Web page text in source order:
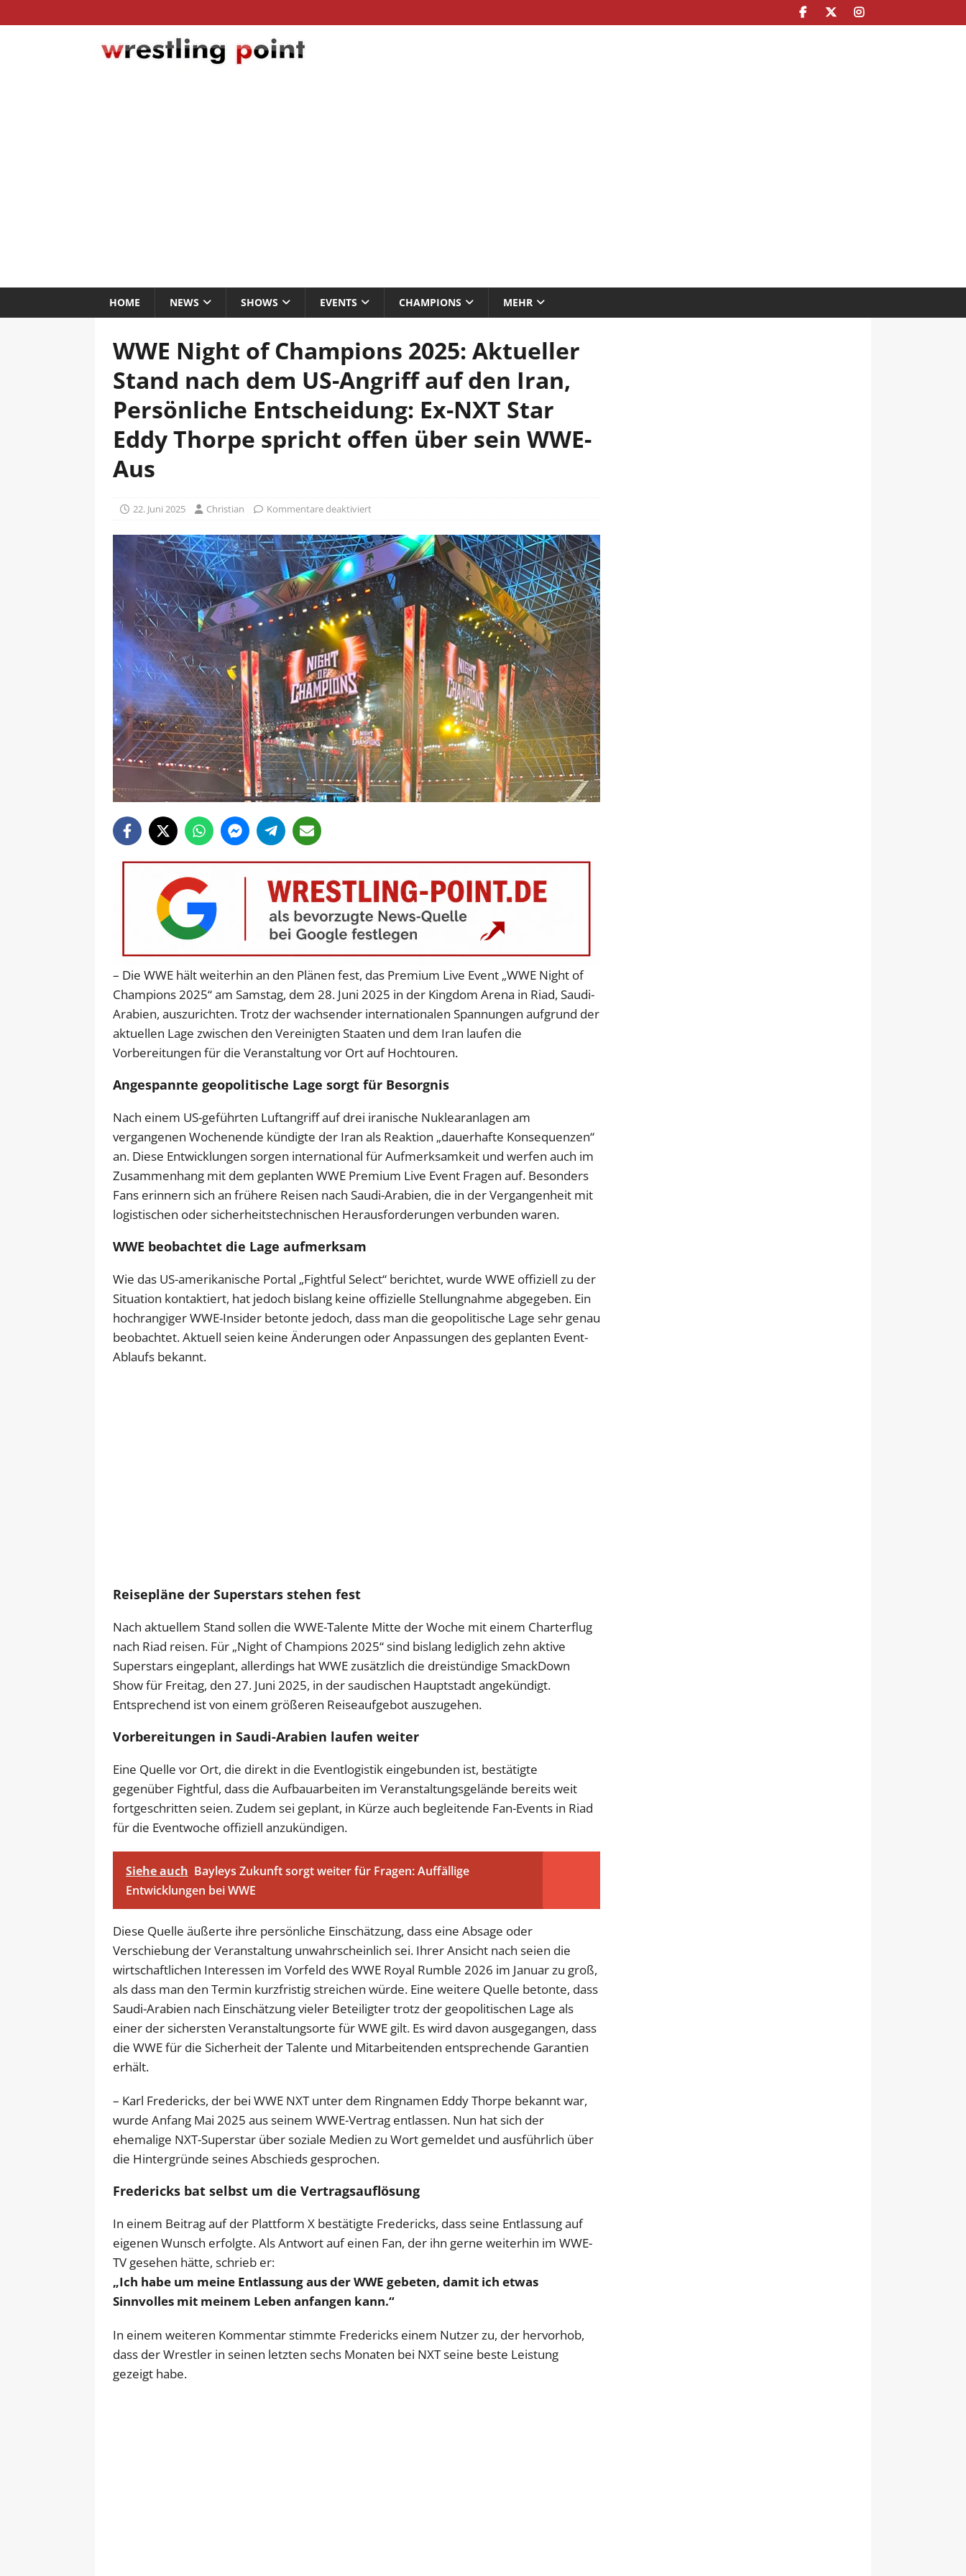
HOME NEWS SHOWS EVENTS CHAMPIONS MEHR
WWE Night of Champions 2025: Aktueller
Stand nach dem US-Angriff auf den Iran,
Persönliche Entscheidung: Ex-NXT Star
Eddy Thorpe spricht offen über sein WWE-
Aus
22. Juni 2025 Christian Kommentare deaktiviert
– Die WWE hält weiterhin an den Plänen fest, das Premium Live Event „WWE Night of
Champions 2025“ am Samstag, dem 28. Juni 2025 in der Kingdom Arena in Riad, Saudi-
Arabien, auszurichten. Trotz der wachsender internationalen Spannungen aufgrund der
aktuellen Lage zwischen den Vereinigten Staaten und dem Iran laufen die
Vorbereitungen für die Veranstaltung vor Ort auf Hochtouren.
Angespannte geopolitische Lage sorgt für Besorgnis
Nach einem US-geführten Luftangriff auf drei iranische Nuklearanlagen am
vergangenen Wochenende kündigte der Iran als Reaktion „dauerhafte Konsequenzen“
an. Diese Entwicklungen sorgen international für Aufmerksamkeit und werfen auch im
Zusammenhang mit dem geplanten WWE Premium Live Event Fragen auf. Besonders
Fans erinnern sich an frühere Reisen nach Saudi-Arabien, die in der Vergangenheit mit
logistischen oder sicherheitstechnischen Herausforderungen verbunden waren.
WWE beobachtet die Lage aufmerksam
Wie das US-amerikanische Portal „Fightful Select“ berichtet, wurde WWE offiziell zu der
Situation kontaktiert, hat jedoch bislang keine offizielle Stellungnahme abgegeben. Ein
hochrangiger WWE-Insider betonte jedoch, dass man die geopolitische Lage sehr genau
beobachtet. Aktuell seien keine Änderungen oder Anpassungen des geplanten Event-
Ablaufs bekannt.
Reisepläne der Superstars stehen fest
Nach aktuellem Stand sollen die WWE-Talente Mitte der Woche mit einem Charterflug
nach Riad reisen. Für „Night of Champions 2025“ sind bislang lediglich zehn aktive
Superstars eingeplant, allerdings hat WWE zusätzlich die dreistündige SmackDown
Show für Freitag, den 27. Juni 2025, in der saudischen Hauptstadt angekündigt.
Entsprechend ist von einem größeren Reiseaufgebot auszugehen.
Vorbereitungen in Saudi-Arabien laufen weiter
Eine Quelle vor Ort, die direkt in die Eventlogistik eingebunden ist, bestätigte
gegenüber Fightful, dass die Aufbauarbeiten im Veranstaltungsgelände bereits weit
fortgeschritten seien. Zudem sei geplant, in Kürze auch begleitende Fan-Events in Riad
für die Eventwoche offiziell anzukündigen.
Siehe auch Bayleys Zukunft sorgt weiter für Fragen: Auffällige
Entwicklungen bei WWE
Diese Quelle äußerte ihre persönliche Einschätzung, dass eine Absage oder
Verschiebung der Veranstaltung unwahrscheinlich sei. Ihrer Ansicht nach seien die
wirtschaftlichen Interessen im Vorfeld des WWE Royal Rumble 2026 im Januar zu groß,
als dass man den Termin kurzfristig streichen würde. Eine weitere Quelle betonte, dass
Saudi-Arabien nach Einschätzung vieler Beteiligter trotz der geopolitischen Lage als
einer der sichersten Veranstaltungsorte für WWE gilt. Es wird davon ausgegangen, dass
die WWE für die Sicherheit der Talente und Mitarbeitenden entsprechende Garantien
erhält.
– Karl Fredericks, der bei WWE NXT unter dem Ringnamen Eddy Thorpe bekannt war,
wurde Anfang Mai 2025 aus seinem WWE-Vertrag entlassen. Nun hat sich der
ehemalige NXT-Superstar über soziale Medien zu Wort gemeldet und ausführlich über
die Hintergründe seines Abschieds gesprochen.
Fredericks bat selbst um die Vertragsauflösung
In einem Beitrag auf der Plattform X bestätigte Fredericks, dass seine Entlassung auf
eigenen Wunsch erfolgte. Als Antwort auf einen Fan, der ihn gerne weiterhin im WWE-
TV gesehen hätte, schrieb er:
„Ich habe um meine Entlassung aus der WWE gebeten, damit ich etwas
Sinnvolles mit meinem Leben anfangen kann.“
In einem weiteren Kommentar stimmte Fredericks einem Nutzer zu, der hervorhob,
dass der Wrestler in seinen letzten sechs Monaten bei NXT seine beste Leistung
gezeigt habe.